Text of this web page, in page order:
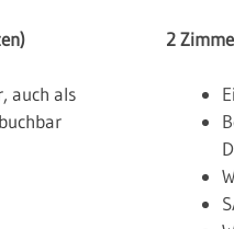
auch als
2